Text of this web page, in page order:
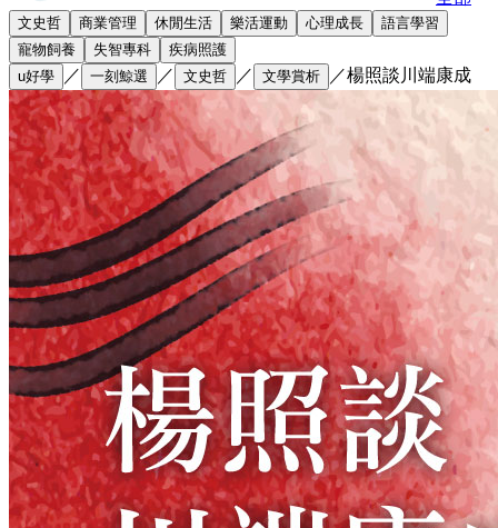
文史哲 商業管理 休閒生活 樂活運動 心理成長
語言學習
寵物飼養
失智專科
疾病照護
u好學
／ 一刻鯨選 ／ 文史哲 ／ 文學賞析 ／楊照談川端康成